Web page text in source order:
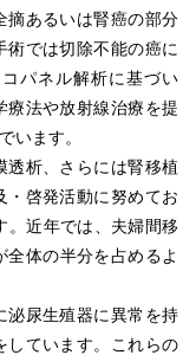
摘あるいは腎癌の部分
では切除不能の癌に
パネル解析に基づい
療法や放射線治療を提
います。
透析、さらには腎移植
・啓発活動に努めてお
。近年では、夫婦間移
体の半分を占めるよ
泌尿生殖器に異常を持
しています。これらの